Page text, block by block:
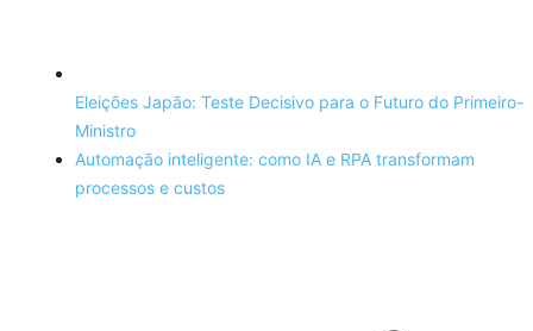
Eleições Japão: Teste Decisivo para o Futuro do Primeiro-
Ministro
Automação inteligente: como IA e RPA transformam
processos e custos